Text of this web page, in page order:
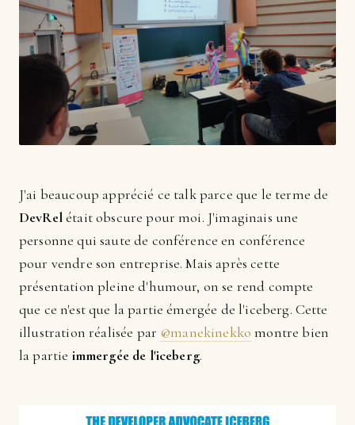
J'ai beaucoup apprécié ce talk parce que le terme de
DevRelétait obscure pour moi. J'imaginais une
personne qui saute de conférence en conférence
pour vendre son entreprise. Mais après cette
présentation pleine d'humour, on se rend compte
que ce n'est que la partie émergée de l'iceberg. Cette
illustration réalisée par @manekinekko montre bien
la partie immergée de l'iceberg.